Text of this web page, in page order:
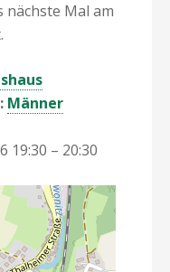
nächste Mal am
Männer
19:30 – 20:30